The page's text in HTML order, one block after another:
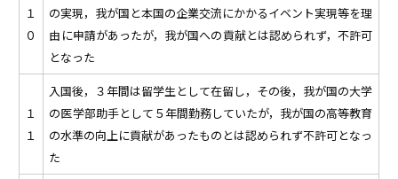
１
０
の実現，我が国と本国の企業交流にかかるイベント実現等を理
由に申請があったが，我が国への貢献とは認められず，不許可
となった
１
１
入国後，３年間は留学生として在留し，その後，我が国の大学
の医学部助手として５年間勤務していたが，我が国の高等教育
の水準の向上に貢献があったものとは認められず不許可となっ
た